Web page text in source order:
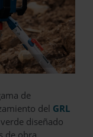
‹ ›
de
del GRL
diseñado
de obra